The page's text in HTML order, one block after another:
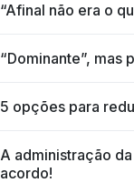
“Afinal não era o
“Dominante”, mas
5 opções para
A administração
acordo!